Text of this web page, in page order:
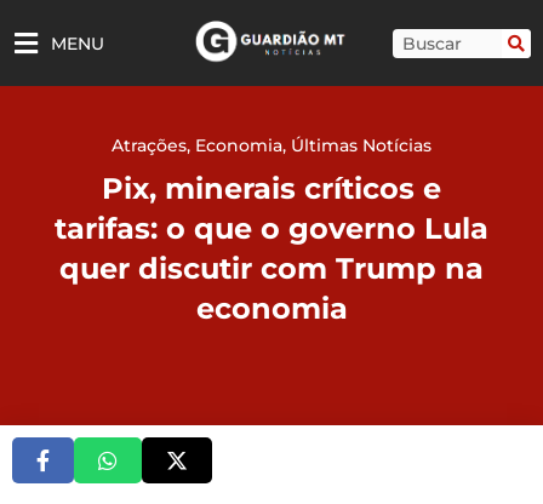
para
MENU Pesquisar
Atrações, Economia, Últimas Notícias
Pix, minerais críticos e
tarifas: o que o governo Lula
quer discutir com Trump na
economia